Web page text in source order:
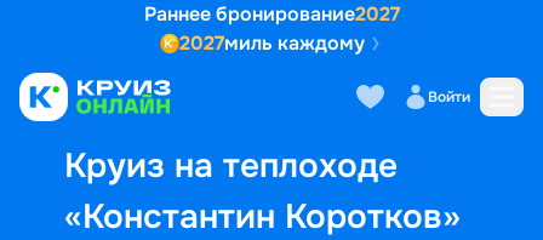
Раннее бронирование2027
2027миль каждому
Войти
Круиз на теплоходе
«Константин Коротков»
Выбор кают Маршрут и